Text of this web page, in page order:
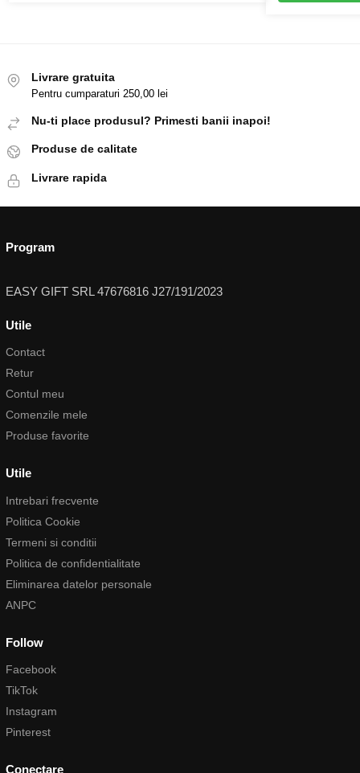
Livrare gratuita
Pentru cumparaturi 250,00 lei
Nu-ti place produsul? Primesti banii inapoi!
Produse de calitate
Livrare rapida
Program
EASY GIFT SRL 47676816 J27/191/2023
Utile
Contact
Retur
Contul meu
Comenzile mele
Produse favorite
Utile
Intrebari frecvente
Politica Cookie
Termeni si conditii
Politica de confidentialitate
Eliminarea datelor personale
ANPC
Follow
Facebook
TikTok
Instagram
Pinterest
Conectare